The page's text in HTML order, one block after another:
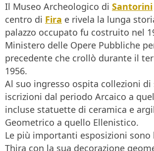
Il Museo Archeologico di Santorini
centro di Fira e rivela la lunga
palazzo occupato fu costruito nel
Ministero delle Opere Pubbliche
precedente che crollò durante il
1956.
Al suo ingresso ospita collezioni di
iscrizioni dal periodo Arcaico a
incluse statuette di ceramica e
Geometrico a quello Ellenistico.
Le più importanti esposizioni sono
Thira con la sua decorazione